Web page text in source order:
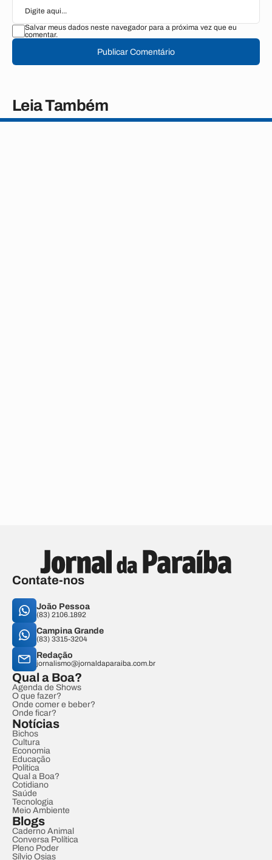
Salvar meus dados neste navegador para a próxima vez que eu
comentar.
Publicar Comentário
Leia Também
Contate-nos
João Pessoa
(83) 2106.1892
Campina Grande
(83) 3315-3204
Redação
jornalismo@jornaldaparaiba.com.br
Qual a Boa?
Agenda de Shows
O que fazer?
Onde comer e beber?
Onde ficar?
Notícias
Bichos
Cultura
Economia
Educação
Política
Qual a Boa?
Cotidiano
Saúde
Tecnologia
Meio Ambiente
Blogs
Caderno Animal
Conversa Política
Pleno Poder
Sílvio Osias